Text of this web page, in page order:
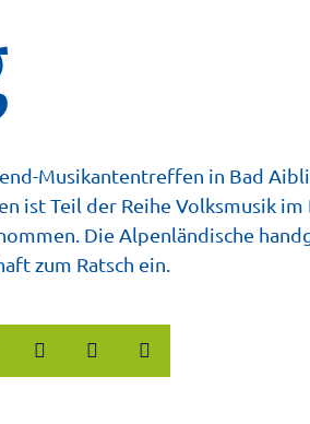
Musikantentreffen in Bad
ist Teil der Reihe Volksmusik im
Die Alpenländische
zum Ratsch ein.